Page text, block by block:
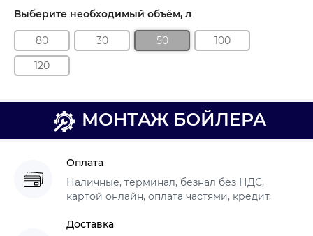
Выберите необходимый объём, л
80 30 50
100
120
МОНТАЖ БОЙЛЕРА
Оплата
Наличные, терминал, безнал без НДС,
картой онлайн, оплата частями, кредит.
Доставка